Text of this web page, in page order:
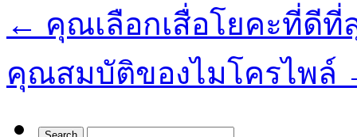
← คุณเลือกเสื่อโยคะที่ดีที่
คุณสมบัติของไมโครไพล์